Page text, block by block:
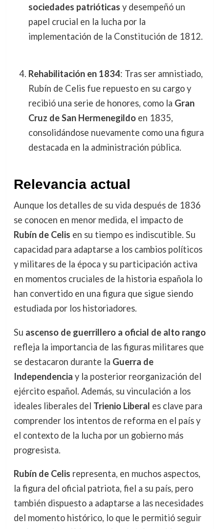
sociedades patrióticas y desempeñó un
papel crucial en la lucha por la
implementación de la Constitución de 1812.
Rehabilitación en 1834: Tras ser amnistiado,
Rubín de Celis fue repuesto en su cargo y
recibió una serie de honores, como la Gran
Cruz de San Hermenegildoen 1835,
consolidándose nuevamente como una figura
destacada en la administración pública.
Relevancia actual
Aunque los detalles de su vida después de 1836
se conocen en menor medida, el impacto de
Rubín de Celis en su tiempo es indiscutible. Su
capacidad para adaptarse a los cambios políticos
y militares de la época y su participación activa
en momentos cruciales de la historia española lo
han convertido en una figura que sigue siendo
estudiada por los historiadores.
Su ascenso de guerrillero a oficial de alto rango
refleja la importancia de las figuras militares que
se destacaron durante la Guerra de
Independencia y la posterior reorganización del
ejército español. Además, su vinculación a los
ideales liberales del Trienio Liberal es clave para
comprender los intentos de reforma en el país y
el contexto de la lucha por un gobierno más
progresista.
Rubín de Celis representa, en muchos aspectos,
la figura del oficial patriota, fiel a su país, pero
también dispuesto a adaptarse a las necesidades
del momento histórico, lo que le permitió seguir